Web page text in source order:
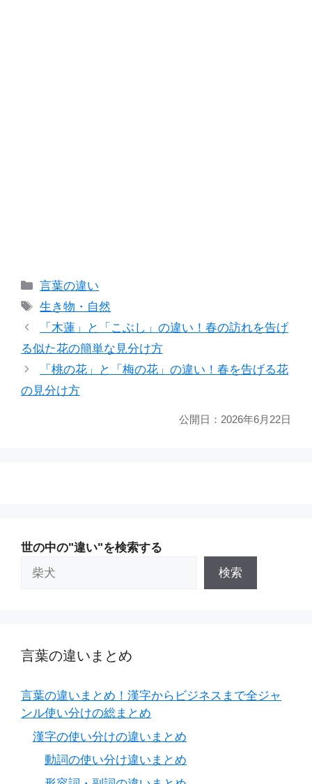
カ
テ
リ
ー
言葉の違い
タ
グ
生き物・自然
「木蓮」と「こぶし」の違い！春の訪れを告げ
る似た花の簡単な見分け方
「桃の花」と「梅の花」の違い！春を告げる花
の見分け方
公開日： 2026年6月22日
世の中の"違い"を検索する
検索
言葉の違いまとめ
言葉の違いまとめ！漢字からビジネスまで全ジャ
ンル使い分けの総まとめ
漢字の使い分けの違いまとめ
動詞の使い分け違いまとめ